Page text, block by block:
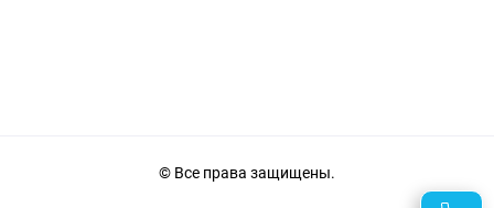
© Все права защищены.